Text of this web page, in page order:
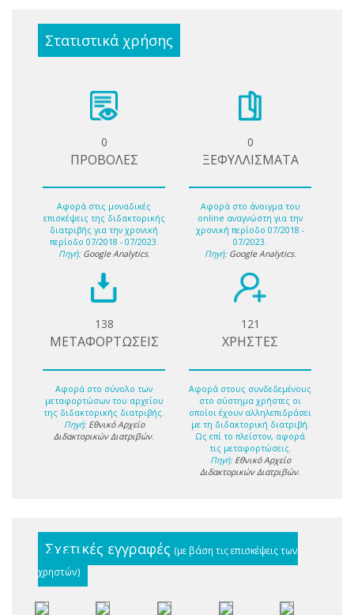
Στατιστικά χρήσης
0
ΠΡΟΒΟΛΕΣ
Αφορά στις μοναδικές
επισκέψεις της διδακτορικής
διατριβής για την χρονική
περίοδο 07/2018 - 07/2023.
Πηγή: Google Analytics.
0
ΞΕΦΥΛΛΙΣΜΑΤΑ
Αφορά στο άνοιγμα του
online αναγνώστη για την
χρονική περίοδο 07/2018 -
07/2023.
Πηγή: Google Analytics.
138
ΜΕΤΑΦΟΡΤΩΣΕΙΣ
Αφορά στο σύνολο των
μεταφορτώσων του αρχείου
της διδακτορικής διατριβής.
Πηγή: Εθνικό Αρχείο
Διδακτορικών Διατριβών.
121
ΧΡΗΣΤΕΣ
Αφορά στους συνδεδεμένους
στο σύστημα χρήστες οι
οποίοι έχουν αλληλεπιδράσει
με τη διδακτορική διατριβή.
Ως επί το πλείστον, αφορά
τις μεταφορτώσεις.
Πηγή: Εθνικό Αρχείο
Διδακτορικών Διατριβών.
Σχετικές εγγραφές (με βάση τις επισκέψεις των
χρηστών)